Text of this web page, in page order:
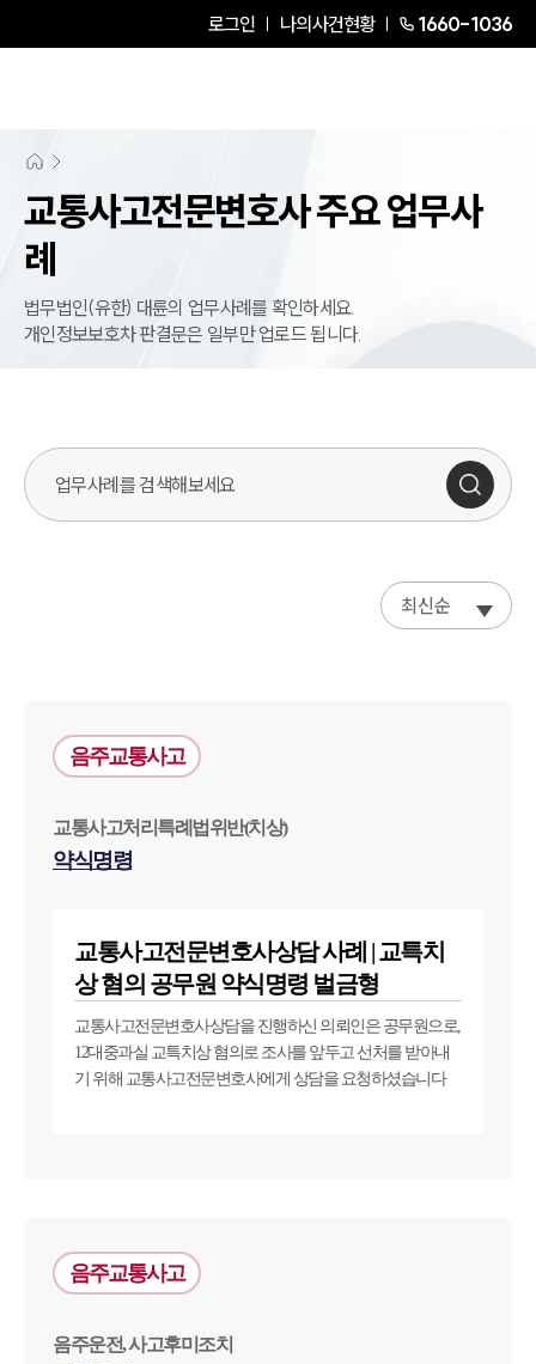
로그인 나의사건현황 1660-1036
교통사고전문변호사 주요 업무사
례
법무법인(유한) 대륜의 업무사례를 확인하세요.
개인정보보호차 판결문은 일부만 업로드 됩니다.
업무사례 검색창
최신순
음주교통사고
교통사고처리특례법위반(치상)
약식명령
교통사고전문변호사상담 사례 | 교특치
상 혐의 공무원 약식명령 벌금형
교통사고전문변호사상담을 진행하신 의뢰인은 공무원으로,
12대중과실 교특치상 혐의로 조사를 앞두고 선처를 받아내
기 위해 교통사고전문변호사에게 상담을 요청하셨습니다
음주교통사고
음주운전, 사고후미조치